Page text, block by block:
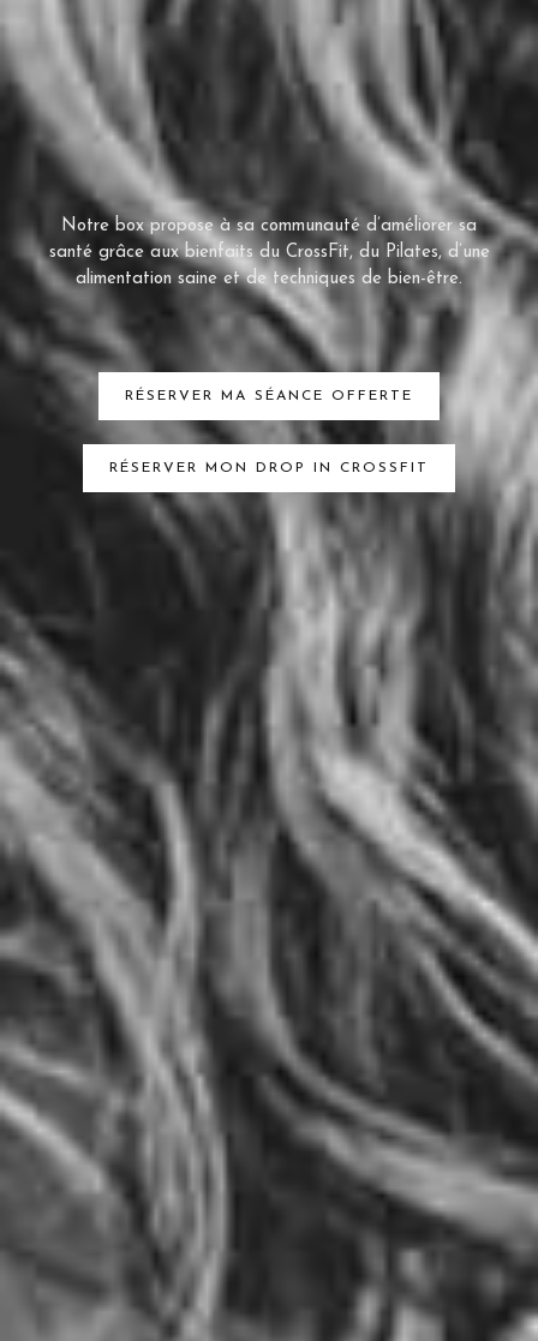
Notre box propose à sa communauté d’améliorer sa
santé grâce aux bienfaits du CrossFit, du Pilates, d’une
alimentation saine et de techniques de bien-être.
RÉSERVER MA SÉANCE OFFERTE
RÉSERVER MON DROP IN CROSSFIT